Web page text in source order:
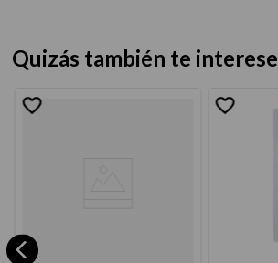
Quizás también te interese